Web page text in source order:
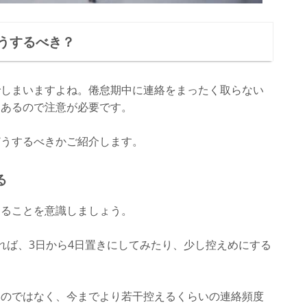
するべき？
まいますよね。倦怠期中に連絡をまったく取らない
るので注意が必要です。
するべきかご紹介します。
ことを意識しましょう。
、3日から4日置きにしてみたり、少し控えめにする
ではなく、今までより若干控えるくらいの連絡頻度